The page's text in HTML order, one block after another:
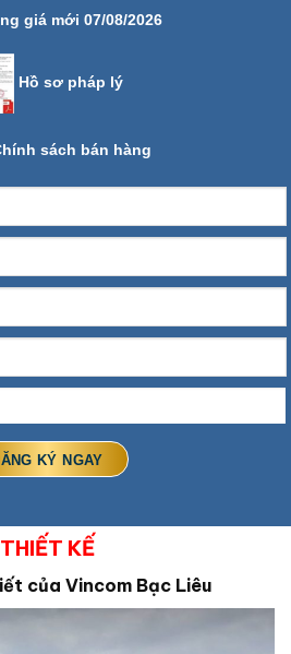
giá mới 07/08/2026
Hồ sơ pháp lý
sách bán hàng
THIẾT KẾ
của Vincom Bạc Liêu